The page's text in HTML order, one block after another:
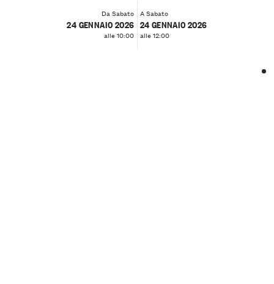
Da Sabato
24 GENNAIO 2026
alle 10:00
A Sabato
24 GENNAIO 2026
alle 12:00